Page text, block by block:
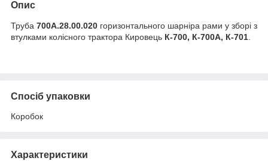
Опис
Труба 700А.28.00.020 горизонтального шарніра рами у зборі з
втулками колісного трактора Кировець К-700, К-700А, К-701
Спосіб упаковки
Коробок
Характеристики